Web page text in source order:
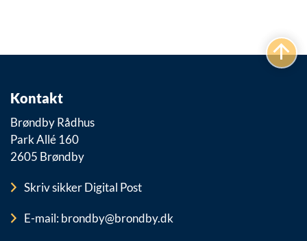
Kontakt
Brøndby Rådhus
Park Allé 160
2605 Brøndby
Skriv sikker Digital Post
E-mail: brondby@brondby.dk